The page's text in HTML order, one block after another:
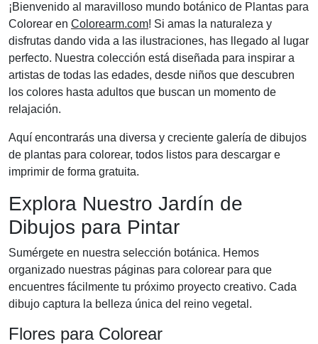
¡Bienvenido al maravilloso mundo botánico de Plantas para
Colorear en Colorearm.com! Si amas la naturaleza y
disfrutas dando vida a las ilustraciones, has llegado al lugar
perfecto. Nuestra colección está diseñada para inspirar a
artistas de todas las edades, desde niños que descubren
los colores hasta adultos que buscan un momento de
relajación.
Aquí encontrarás una diversa y creciente galería de dibujos
de plantas para colorear, todos listos para descargar e
imprimir de forma gratuita.
Explora Nuestro Jardín de
Dibujos para Pintar
Sumérgete en nuestra selección botánica. Hemos
organizado nuestras páginas para colorear para que
encuentres fácilmente tu próximo proyecto creativo. Cada
dibujo captura la belleza única del reino vegetal.
Flores para Colorear